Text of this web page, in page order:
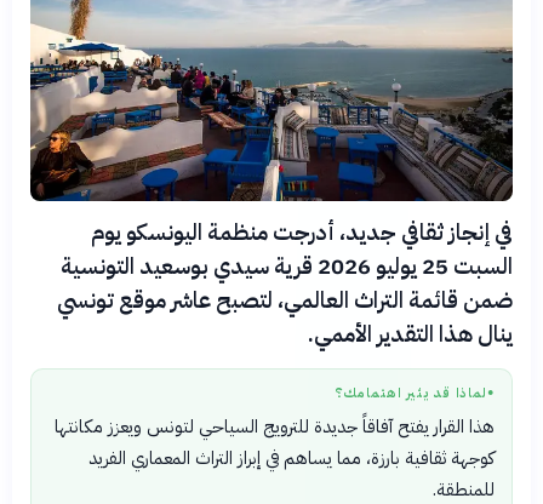
في إنجاز ثقافي جديد، أدرجت منظمة اليونسكو يوم
السبت 25 يوليو 2026 قرية سيدي بوسعيد التونسية
ضمن قائمة التراث العالمي، لتصبح عاشر موقع تونسي
ينال هذا التقدير الأممي.
● لماذا قد يثير اهتمامك؟
هذا القرار يفتح آفاقاً جديدة للترويج السياحي لتونس ويعزز مكانتها
كوجهة ثقافية بارزة، مما يساهم في إبراز التراث المعماري الفريد
للمنطقة.